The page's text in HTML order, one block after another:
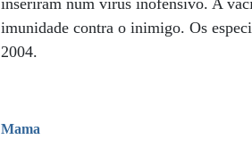
inseriram num vírus inofensivo. A
imunidade contra o inimigo. Os
2004.
Mama